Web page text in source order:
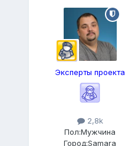
Эксперты проекта
2,8k
Пол:Мужчина
Город:Samara